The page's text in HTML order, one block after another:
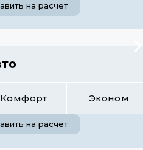
на расчет
Комфорт Эконом
на расчет